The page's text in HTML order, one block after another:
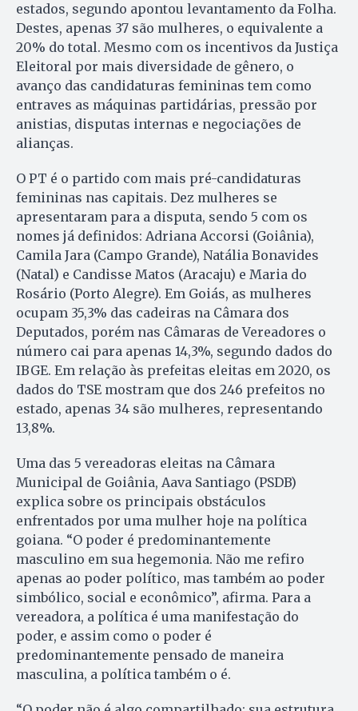
estados, segundo apontou levantamento da Folha.
Destes, apenas 37 são mulheres, o equivalente a
20% do total. Mesmo com os incentivos da Justiça
Eleitoral por mais diversidade de gênero, o
avanço das candidaturas femininas tem como
entraves as máquinas partidárias, pressão por
anistias, disputas internas e negociações de
alianças.
O PT é o partido com mais pré-candidaturas
femininas nas capitais. Dez mulheres se
apresentaram para a disputa, sendo 5 com os
nomes já definidos: Adriana Accorsi (Goiânia),
Camila Jara (Campo Grande), Natália Bonavides
(Natal) e Candisse Matos (Aracaju) e Maria do
Rosário (Porto Alegre). Em Goiás, as mulheres
ocupam 35,3% das cadeiras na Câmara dos
Deputados, porém nas Câmaras de Vereadores o
número cai para apenas 14,3%, segundo dados do
IBGE. Em relação às prefeitas eleitas em 2020, os
dados do TSE mostram que dos 246 prefeitos no
estado, apenas 34 são mulheres, representando
13,8%.
Uma das 5 vereadoras eleitas na Câmara
Municipal de Goiânia, Aava Santiago (PSDB)
explica sobre os principais obstáculos
enfrentados por uma mulher hoje na política
goiana. “O poder é predominantemente
masculino em sua hegemonia. Não me refiro
apenas ao poder político, mas também ao poder
simbólico, social e econômico”, afirma. Para a
vereadora, a política é uma manifestação do
poder, e assim como o poder é
predominantemente pensado de maneira
masculina, a política também o é.